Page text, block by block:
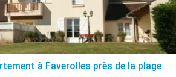
à Faverolles près de la plage